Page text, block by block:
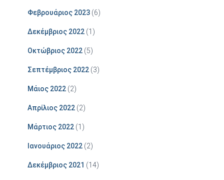
Φεβρουάριος 2023 (6)
Δεκέμβριος 2022 (1)
Οκτώβριος 2022 (5)
Σεπτέμβριος 2022 (3)
Μάιος 2022 (2)
Απρίλιος 2022 (2)
Μάρτιος 2022 (1)
Ιανουάριος 2022 (2)
Δεκέμβριος 2021 (14)